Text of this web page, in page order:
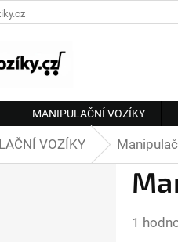
MANIPULAČNÍ VOZÍKY
VOZÍKY
1